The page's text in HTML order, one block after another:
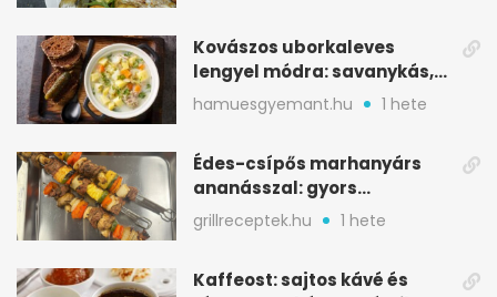
Kovászos uborkaleves
lengyel módra: savanykás,
kapros, meglepően
tartalmas
hamuesgyemant.hu 1 hete
Édes-csípős marhanyárs
ananásszal: gyors
grillrecept jalapeñóval
grillreceptek.hu 1 hete
Kaffeost: sajtos kávé és